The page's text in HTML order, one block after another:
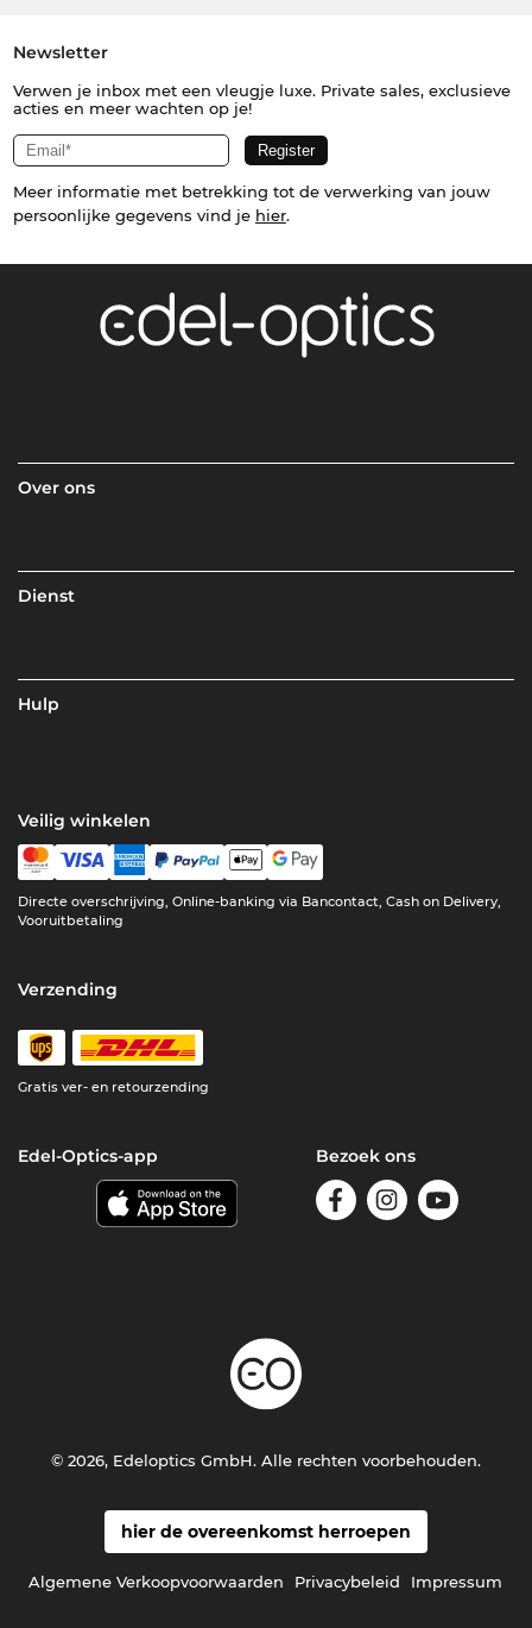
Newsletter
Verwen je inbox met een vleugje luxe. Private sales, exclusieve
acties en meer wachten op je!
Meer informatie met betrekking tot de verwerking van jouw
persoonlijke gegevens vind je hier.
Over ons
Dienst
Hulp
Veilig winkelen
Directe overschrijving, Online-banking via Bancontact, Cash on Delivery,
Vooruitbetaling
Verzending
Gratis ver- en retourzending
Edel-Optics-app Bezoek ons
hier de overeenkomst herroepen
Algemene Verkoopvoorwaarden Privacybeleid Impressum
© 2026, Edeloptics GmbH. Alle rechten voorbehouden.